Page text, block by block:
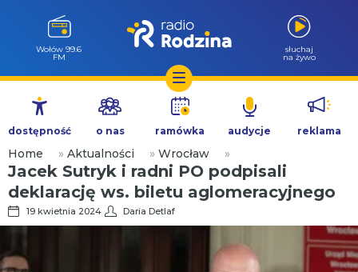
Przejdź
treści
Milicz 88.5
FM
słuchaj
na żywo
dostępność o nas ramówka audycje reklama
Home » Aktualności » Wrocław »
Jacek Sutryk i radni PO podpisali
deklarację ws. biletu aglomeracyjnego
19 kwietnia 2024 Daria Detlaf